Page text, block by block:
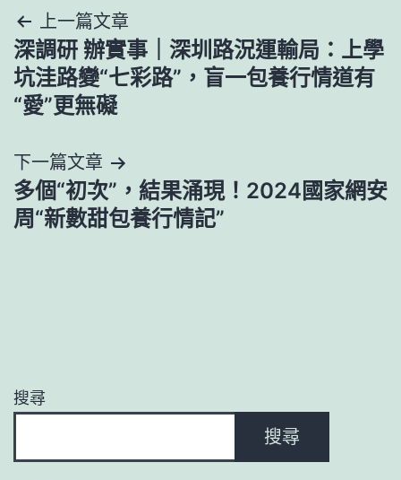
文
章
導
覽
上一篇文章
深調研 辦實事｜深圳路況運輸局：上學
坑洼路變“七彩路”，盲一包養行情道有
“愛”更無礙
下一篇文章
多個“初次”，結果涌現！2024國家網安
周“新數甜包養行情記”
搜尋
搜尋